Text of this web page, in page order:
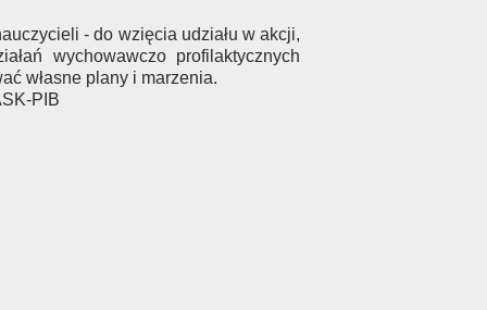
- do wzięcia udziału w akcji,
wychowawczo profilaktycznych
własne plany i marzenia.
PIB